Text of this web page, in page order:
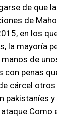
de que
de
en los
la mayoría
de
con penas
cárcel
pakistaníes